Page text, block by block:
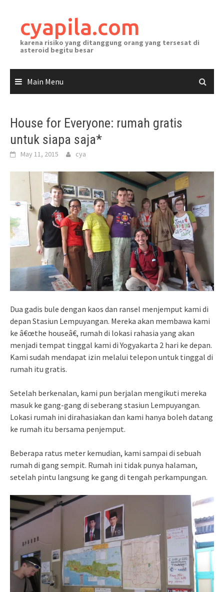
contentcyapila.com
karena risiko yang ditanggung orang yang tersesat di
asteroid begitu besar
Main Menu
House for Everyone: rumah gratis
untuk siapa saja*
May 11, 2015 cya
Dua gadis bule dengan kaos dan ransel menjemput kami di
depan Stasiun Lempuyangan. Mereka akan membawa kami
ke â€œthe houseâ€, rumah di lokasi rahasia yang akan
menjadi tempat tinggal kami di Yogyakarta 2 hari ke depan.
Kami sudah mendapat izin melalui telepon untuk tinggal di
rumah itu gratis.
Setelah berkenalan, kami pun berjalan mengikuti mereka
masuk ke gang-gang di seberang stasiun Lempuyangan.
Lokasi rumah ini dirahasiakan dan kami hanya boleh datang
ke rumah itu bersama penjemput.
Beberapa ratus meter kemudian, kami sampai di sebuah
rumah di gang sempit. Rumah ini tidak punya halaman,
setelah pintu langsung ke gang di tengah perkampungan.